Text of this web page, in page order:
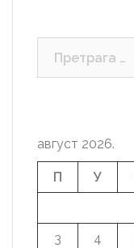
август 2026.
П У
3
4